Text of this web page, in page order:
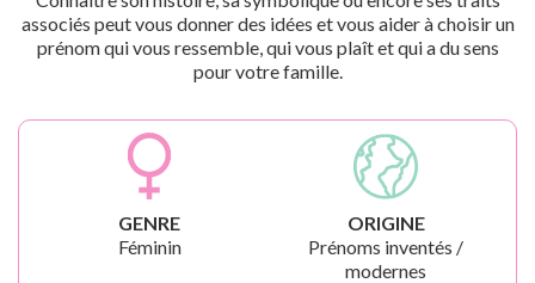
associés peut vous donner des idées et vous aider à choisir un
prénom qui vous ressemble, qui vous plaît et qui a du sens
pour votre famille.
GENRE
Féminin
ORIGINE
Prénoms inventés /
modernes